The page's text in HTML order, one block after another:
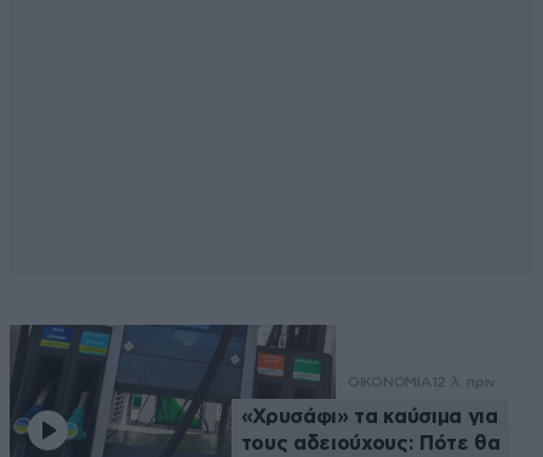
ΟΙΚΟΝΟΜΙΑ 12 λ. πριν
«Χρυσάφι» τα καύσιμα για
τους αδειούχους: Πότε θα